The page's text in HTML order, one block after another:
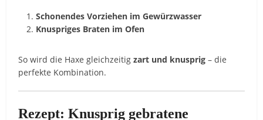
Schonendes Vorziehen im Gewürzwasser
Knuspriges Braten im Ofen
So wird die Haxe gleichzeitigzart und knusprig – die
perfekte Kombination.
Rezept: Knusprig gebratene